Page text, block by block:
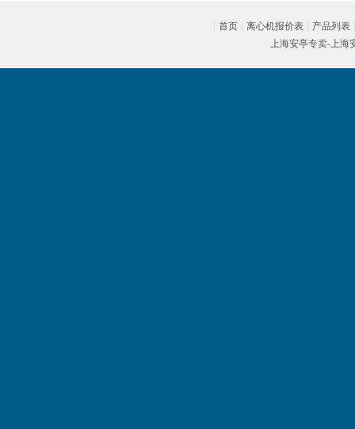
首页 离心机报价表
产品列表
上海安亭专卖-上海